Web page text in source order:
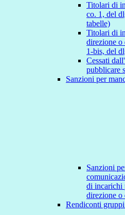
Titolari di
co. 1, del
tabelle)
Titolari di
direzione o
1-bis, del
Cessati
pubblicare
Sanzioni per
Sanzioni
di incarichi
direzione o
Rendiconti